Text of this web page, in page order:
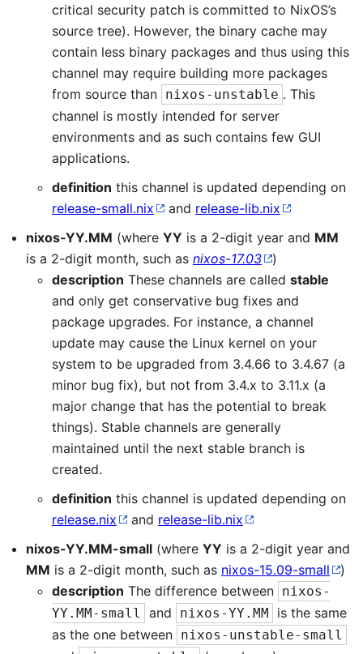
critical security patch is committed to NixOS’s
source tree). However, the binary cache may
contain less binary packages and thus using this
channel may require building more packages
from source than nixos-unstable . This
channel is mostly intended for server
environments and as such contains few GUI
applications.
definition this channel is updated depending on
release-small.nix
and release-lib.nix
nixos-YY.MM (where YY is a 2-digit year and MM
is a 2-digit month, such as nixos-17.03
)
description These channels are called stable
and only get conservative bug fixes and
package upgrades. For instance, a channel
update may cause the Linux kernel on your
system to be upgraded from 3.4.66 to 3.4.67 (a
minor bug fix), but not from 3.4.x to 3.11.x (a
major change that has the potential to break
things). Stable channels are generally
maintained until the next stable branch is
created.
definition this channel is updated depending on
release.nix
and release-lib.nix
nixos-YY.MM-small (where YY is a 2-digit year and
MM is a 2-digit month, such as nixos-15.09-small
)
description The difference between nixos-
YY.MM-small
and nixos-YY.MM
is the same
as the one between nixos-unstable-small